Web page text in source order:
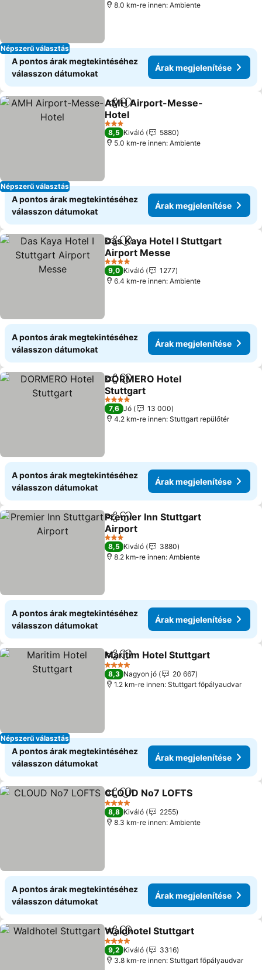
Népszerű választás
8.0 km-re innen: Ambiente
A pontos árak megtekintéséhez
válasszon dátumokat
Árak megjelenítése
Népszerű választás
Megosztás
Hozzáadás a kedvencekhez
AMH Airport-Messe-
Hotel
3 Kategória
8,5 Kiváló
5880
5.0 km-re innen: Ambiente
A pontos árak megtekintéséhez
válasszon dátumokat
Árak megjelenítése
MegosztásHozzáadás a kedvencekhez
Das Kaya Hotel I Stuttgart
Airport Messe
4 Kategória
9,0 Kiváló
1277
6.4 km-re innen: Ambiente
A pontos árak megtekintéséhez
válasszon dátumokat
Árak megjelenítése
Megosztás
Hozzáadás a kedvencekhez
DORMERO Hotel
Stuttgart
4 Kategória
7,6 Jó
13 000
4.2 km-re innen: Stuttgart repülőtér
A pontos árak megtekintéséhez
válasszon dátumokat
Árak megjelenítése
Megosztás
Hozzáadás a kedvencekhez
Premier Inn Stuttgart
Airport
3 Kategória
8,5 Kiváló
3880
8.2 km-re innen: Ambiente
A pontos árak megtekintéséhez
válasszon dátumokat
Árak megjelenítése
Népszerű választás
Megosztás
Hozzáadás a kedvencekhez
Maritim Hotel Stuttgart
4 Kategória
8,3 Nagyon jó
20 667
1.2 km-re innen: Stuttgart főpályaudvar
A pontos árak megtekintéséhez
válasszon dátumokat
Árak megjelenítése
Megosztás
Hozzáadás a kedvencekhez
CLOUD No7 LOFTS
4 Kategória
8,8 Kiváló
2255
8.3 km-re innen: Ambiente
A pontos árak megtekintéséhez
válasszon dátumokat
Árak megjelenítése
Megosztás
Hozzáadás a kedvencekhez
Waldhotel Stuttgart
4 Kategória
9,2 Kiváló
3316
3.8 km-re innen: Stuttgart főpályaudvar